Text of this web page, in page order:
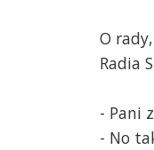
O
Radia
- Pani
- No